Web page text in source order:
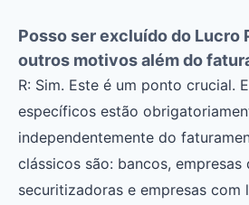
Posso ser excluído do Lucro
outros motivos além do
R: Sim. Este é um ponto crucial.
específicos estão
independentemente do
clássicos são: bancos,
securitizadoras e empresas com